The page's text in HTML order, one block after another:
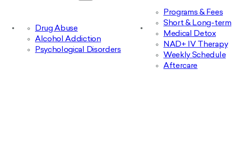
Drug Abuse
Alcohol Addiction
Psychological Disorders
Programs & Fees
Short & Long-term
Medical Detox
NAD+ IV Therapy
Weekly Schedule
Aftercare